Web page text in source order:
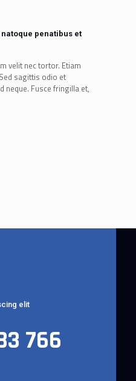
penatibus et
velit nec tortor. Etiam
sagittis odio et
neque. Fusce fringilla et,
elit
766